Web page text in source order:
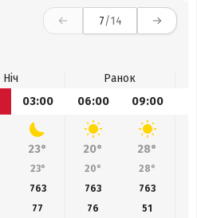
7/14
Ніч
Ранок
03:00 06:00 09:00
23° 20° 28°
23° 20° 28°
763 763 763
77 76
51